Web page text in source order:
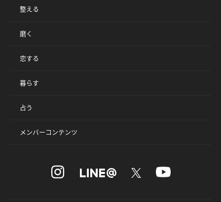
整える
磨く
恋する
暮らす
占う
メンバーコンテンツ